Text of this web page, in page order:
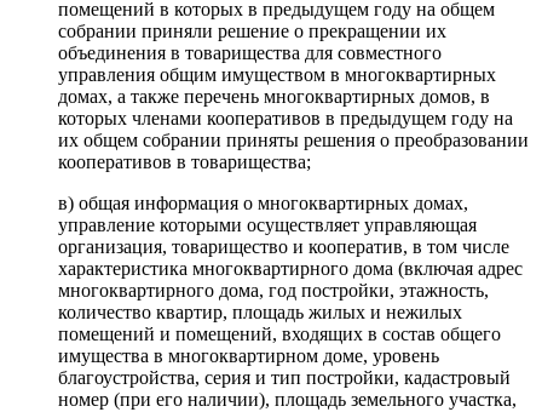
помещений в которых в предыдущем году на общем
собрании приняли решение о прекращении их
объединения в товарищества для совместного
управления общим имуществом в многоквартирных
домах, а также перечень многоквартирных домов, в
которых членами кооперативов в предыдущем году на
их общем собрании приняты решения о преобразовании
кооперативов в товарищества;
в) общая информация о многоквартирных домах,
управление которыми осуществляет управляющая
организация, товарищество и кооператив, в том числе
характеристика многоквартирного дома (включая адрес
многоквартирного дома, год постройки, этажность,
количество квартир, площадь жилых и нежилых
помещений и помещений, входящих в состав общего
имущества в многоквартирном доме, уровень
благоустройства, серия и тип постройки, кадастровый
номер (при его наличии), площадь земельного участка,